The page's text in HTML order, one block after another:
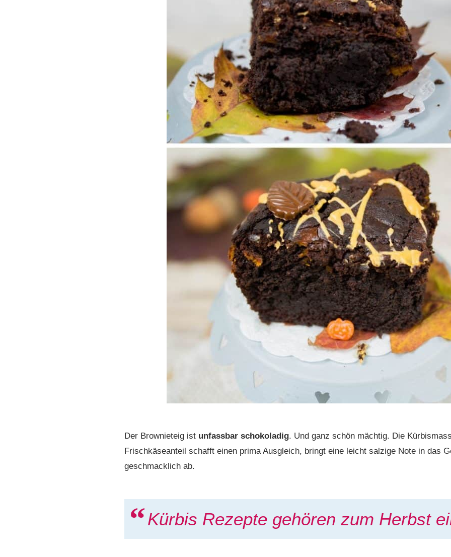
Der Brownieteig ist unfassbar schokoladig. Und ganz schön mächtig. Die
Frischkäseanteil schafft einen prima Ausgleich, bringt eine leicht salzige Note in das
geschmacklich ab.
Kürbis Rezepte gehören zum Herbst